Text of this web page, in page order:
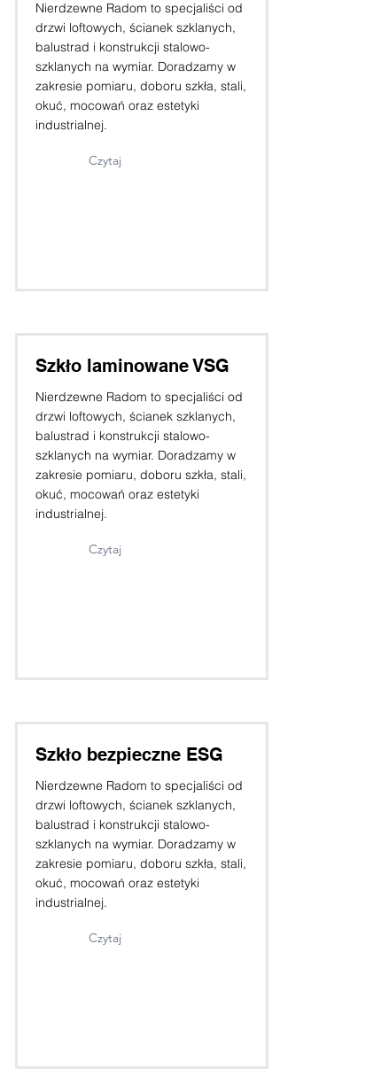
Nierdzewne Radom to specjaliści od
drzwi loftowych, ścianek szklanych,
balustrad i konstrukcji stalowo-
szklanych na wymiar. Doradzamy w
zakresie pomiaru, doboru szkła, stali,
okuć, mocowań oraz estetyki
industrialnej.
Czytaj
Szkło laminowane VSG
Nierdzewne Radom to specjaliści od
drzwi loftowych, ścianek szklanych,
balustrad i konstrukcji stalowo-
szklanych na wymiar. Doradzamy w
zakresie pomiaru, doboru szkła, stali,
okuć, mocowań oraz estetyki
industrialnej.
Czytaj
Szkło bezpieczne ESG
Nierdzewne Radom to specjaliści od
drzwi loftowych, ścianek szklanych,
balustrad i konstrukcji stalowo-
szklanych na wymiar. Doradzamy w
zakresie pomiaru, doboru szkła, stali,
okuć, mocowań oraz estetyki
industrialnej.
Czytaj